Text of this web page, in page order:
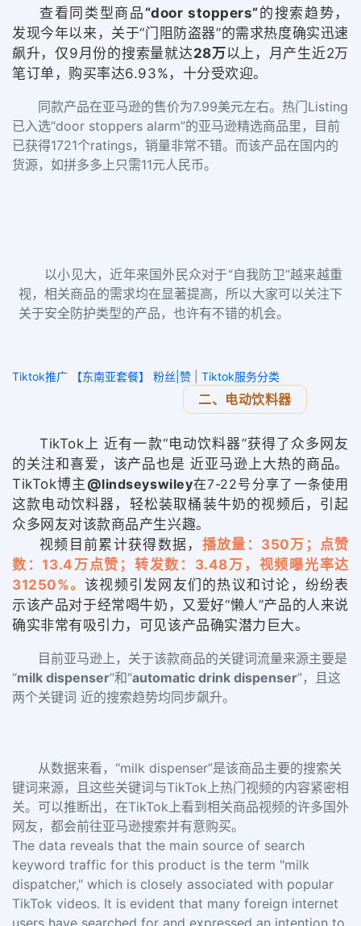
查看同类型商品 “door stoppers”的搜索趋势，
发现今年以来，关于“门 阻防盗器”的需求热度确实迅速
飙升，仅9月份的搜索量就达28万以上，月产生近2万
笔订单，购买率达6.93%，十分受欢迎。
同款产品在亚马逊的售价为7.99美元左右。热门Listing
已入选“door stoppers alarm”的亚马逊精选商品里，目前
已获得1721个ratings， 销量非常不错。而该产品在国内的
货源，如拼多多上只需11元人民币。
以小见大，近年来国外民众对于“自我防卫”越来越重
视，相关商品的需求均在显著提高，所以大家可以关注下
关于安全防护类型的产品，也许有不错的机会。
Tiktok推广 【东南亚套餐】 粉丝|赞
Tiktok服务分类
二、电动饮料器
TikTok上 近有一款“电动饮料器”获得了众多网友
的关注和喜爱，该产品也是 近亚马逊上大热的商品。
TikTok博主 @lindseyswiley在7-22号分享了一条使用
这款电动饮料器， 轻松装取桶装牛奶的视频后，引起
众多网友对该款商品产生兴趣。
视频目前累计获得数据， 播放量：350万；点赞
数：13.4万点赞；转发数：3.48万，视频曝光率达
31250%。该视频引发网友们的热议和讨论，纷纷表
示该产品对于经常喝牛奶，又爱好“懒人”产品的人来说
确实非常有吸引力， 可见该产品确实潜力巨大。
目前亚马逊上，关于该款商品的关键词流量来源主要是
“milk dispenser”和“automatic drink dispenser”，且这
两个关键词 近的搜索趋势均同步飙升。
从数据来看，“milk dispenser”是该商品主要的搜索关
键词来源，且这些关键词与TikTok上热门视频的内容紧密相
关。可以推断出，在TikTok上看到相关商品视频的许多国外
网友，都会前往亚马逊搜索并有意购买。
The data reveals that the main source of search
keyword traffic for this product is the term "milk
dispatcher," which is closely associated with popular
TikTok videos. It is evident that many foreign internet